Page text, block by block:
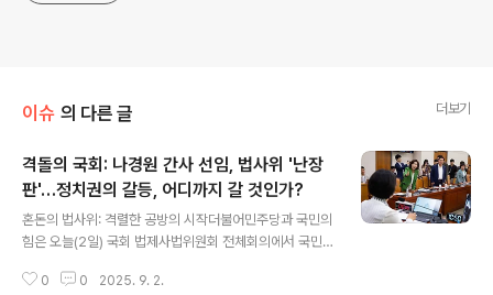
이슈 의 다른 글 더보기
격돌의 국회: 나경원 간사 선임, 법사위 '난장
판'…정치권의 갈등, 어디까지 갈 것인가?
혼돈의 법사위: 격렬한 공방의 시작더불어민주당과 국민의
힘은 오늘(2일) 국회 법제사법위원회 전체회의에서 국민의
을 주고받았습니다. 나경원 의원의 간사 선임을 둘러싼 여
0 0 2025. 9. 2.